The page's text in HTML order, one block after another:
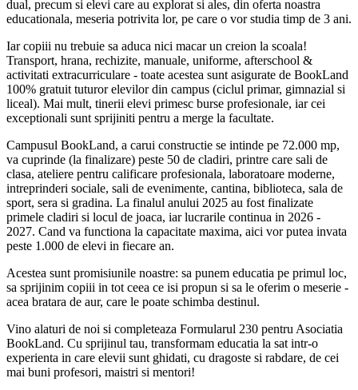
dual, precum si elevi care au explorat si ales, din oferta noastra
educationala, meseria potrivita lor, pe care o vor studia timp de 3 ani.
Iar copiii nu trebuie sa aduca nici macar un creion la scoala!
Transport, hrana, rechizite, manuale, uniforme, afterschool &
activitati extracurriculare - toate acestea sunt asigurate de BookLand
100% gratuit tuturor elevilor din campus (ciclul primar, gimnazial si
liceal). Mai mult, tinerii elevi primesc burse profesionale, iar cei
exceptionali sunt sprijiniti pentru a merge la facultate.
Campusul BookLand, a carui constructie se intinde pe 72.000 mp,
va cuprinde (la finalizare) peste 50 de cladiri, printre care sali de
clasa, ateliere pentru calificare profesionala, laboratoare moderne,
intreprinderi sociale, sali de evenimente, cantina, biblioteca, sala de
sport, sera si gradina. La finalul anului 2025 au fost finalizate
primele cladiri si locul de joaca, iar lucrarile continua in 2026 -
2027. Cand va functiona la capacitate maxima, aici vor putea invata
peste 1.000 de elevi in fiecare an.
Acestea sunt promisiunile noastre: sa punem educatia pe primul loc,
sa sprijinim copiii in tot ceea ce isi propun si sa le oferim o meserie -
acea bratara de aur, care le poate schimba destinul.
Vino alaturi de noi si completeaza Formularul 230 pentru Asociatia
BookLand. Cu sprijinul tau, transformam educatia la sat intr-o
experienta in care elevii sunt ghidati, cu dragoste si rabdare, de cei
mai buni profesori, maistri si mentori!